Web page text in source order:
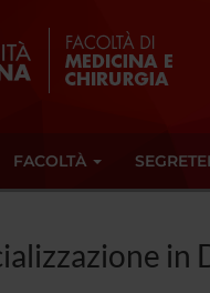
FACOLTÀ